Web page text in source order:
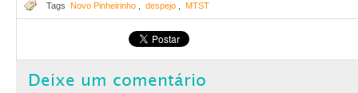
Tags Novo Pinheirinho despejo MTST
Deixe um comentário